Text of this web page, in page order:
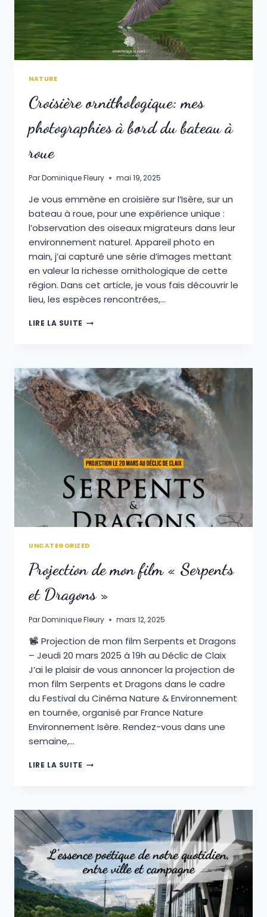
NATURE
Croisière ornithologique: mes
photographies à bord du bateau à
roue
ParDominique Fleury mai 19, 2025
Je vous emmène en croisière sur l’Isère, sur un
bateau à roue, pour une expérience unique :
l’observation des oiseaux migrateurs dans leur
environnement naturel. Appareil photo en
main, j’ai capturé une série d’images mettant
en valeur la richesse ornithologique de cette
région. Dans cet article, je vous fais découvrir le
lieu, les espèces rencontrées,…
LIRE LA SUITE CROISIÈRE
À
BORD
DU
BATEAU
À
ROUE
UNCATEGORIZED
Projection de mon film « Serpents
et Dragons »
ParDominique Fleury mars 12, 2025
Projection de mon film Serpents et Dragons
– Jeudi 20 mars 2025 à 19h au Déclic de Claix
J’ai le plaisir de vous annoncer la projection de
mon film Serpents et Dragons dans le cadre
du Festival du Cinéma Nature & Environnement
en tournée, organisé par France Nature
Environnement Isère. Rendez-vous dans une
semaine,…
LIRE LA SUITE PROJECTION
« SERPENTS
DRAGONS »